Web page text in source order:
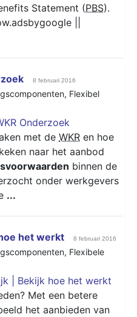
Statement (PBS).
||
8 februari 2016
, Flexibel
Onderzoek
met de WKR en hoe
naar het aanbod
binnen de
onder werkgevers
...
het werkt 8 februari 2016
, Flexibele
| Bekijk hoe het werkt
Met een betere
het aanbieden van